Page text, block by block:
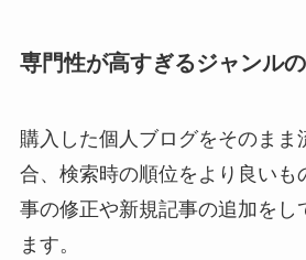
専門性が高すぎるジャンル
購入した個人ブログをそのまま
合、検索時の順位をより良いも
事の修正や新規記事の追加をし
ます。